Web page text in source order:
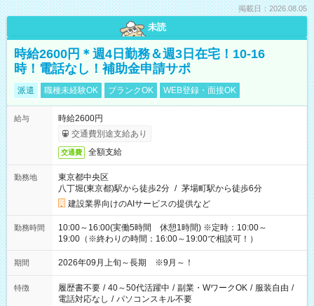
掲載日：2026.08.05
未読
時給2600円＊週4日勤務＆週3日在宅！10-16
時！電話なし！補助金申請サポ
派遣 職種未経験OK ブランクOK WEB登録・面接OK
給与
時給2600円
交通費別途支給あり
交通費 全額支給
勤務地
東京都中央区
八丁堀(東京都)駅から徒歩2分 / 茅場町駅から徒歩6分
建設業界向けのAIサービスの提供など
勤務時間
10:00～16:00(実働5時間 休憩1時間) ※定時：10:00～
19:00（※終わりの時間：16:00～19:00で相談可！）
期間 2026年09月上旬～長期 ※9月～！
特徴 履歴書不要 / 40～50代活躍中 / 副業・WワークOK / 服装自由 /
電話対応なし / パソコンスキル不要